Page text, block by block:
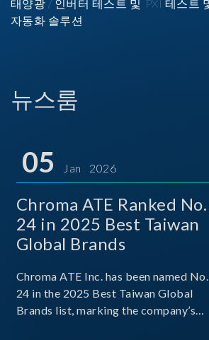
태양광 / 인버터 테스트 및
자동화 솔루션
PXI 테스트
뉴스룸
05 Jan 2026
Chroma ATE Ranked No.
24 in 2025 Best Taiwan
Global Brands
Chroma ATE Inc. has been named No.
24 in the 2025 Best Taiwan Global
Brands list, marking the company’s